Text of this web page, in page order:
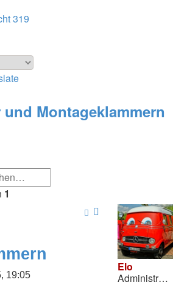
319
Montageklammern
1
Elo
Administrator
19:05